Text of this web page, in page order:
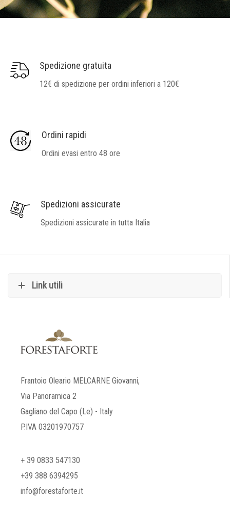
Spedizione gratuita
12€ di spedizione per ordini inferiori a 120€
Ordini rapidi
Ordini evasi entro 48 ore
Spedizioni assicurate
Spedizioni assicurate in tutta Italia
Link utili
Frantoio Oleario MELCARNE Giovanni,
Via Panoramica 2
Gagliano del Capo (Le) - Italy
P.IVA 03201970757
+ 39 0833 547130
+39 388 6394295
info@forestaforte.it